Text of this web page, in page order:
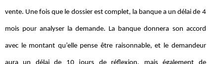
vente. Une fois que le dossier est complet, la banque a un délai de 4
mois pour analyser la demande. La banque donnera son accord
avec le montant qu’elle pense être raisonnable, et le demandeur